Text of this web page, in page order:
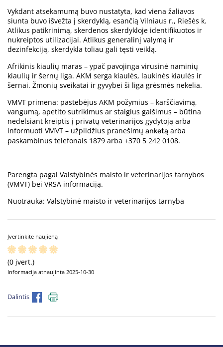
Vykdant atsekamumą buvo nustatyta, kad viena žaliavos
siunta buvo išvežta į skerdyklą, esančią Vilniaus r., Riešės k.
Atlikus patikrinimą, skerdenos skerdykloje identifikuotos ir
nukreiptos utilizacijai. Atlikus generalinį valymą ir
dezinfekciją, skerdykla toliau gali tęsti veiklą.
Afrikinis kiaulių maras – ypač pavojinga virusinė naminių
kiaulių ir šernų liga. AKM serga kiaulės, laukinės kiaulės ir
šernai. Žmonių sveikatai ir gyvybei ši liga grėsmės nekelia.
VMVT primena: pastebėjus AKM požymius – karščiavimą,
vangumą, apetito sutrikimus ar staigius gaišimus – būtina
nedelsiant kreiptis į privatų veterinarijos gydytoją arba
informuoti VMVT – užpildžius pranešimų anketą arba
paskambinus telefonais 1879 arba +370 5 242 0108.
Parengta pagal Valstybinės maisto ir veterinarijos tarnybos
(VMVT) bei VRSA informaciją.
Nuotrauka: Valstybinė maisto ir veterinarijos tarnyba
Įvertinkite naujieną
(0 įvert.)
Informacija atnaujinta 2025-10-30
Dalintis